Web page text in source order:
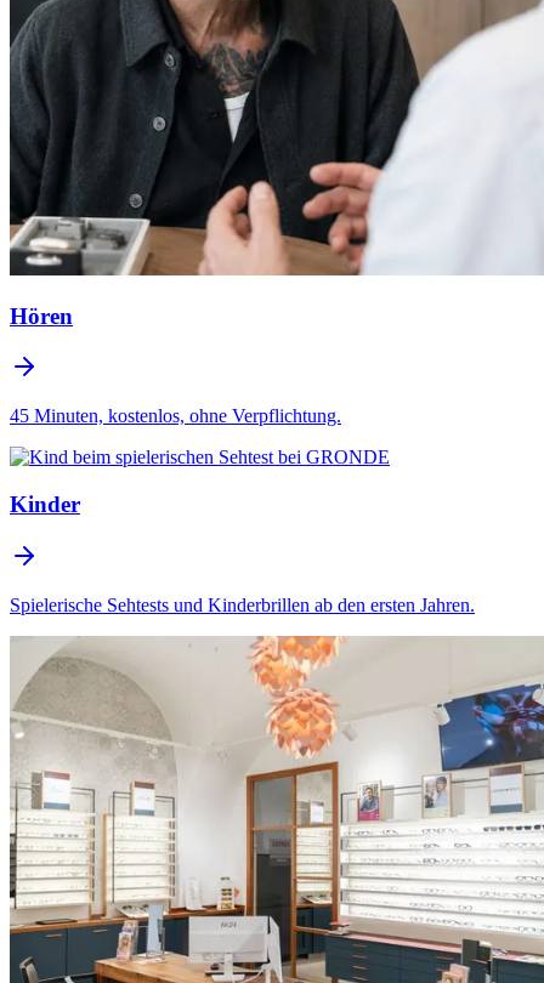
Hören
45 Minuten, kostenlos, ohne Verpflichtung.
Kinder
Spielerische Sehtests und Kinderbrillen ab den ersten Jahren.